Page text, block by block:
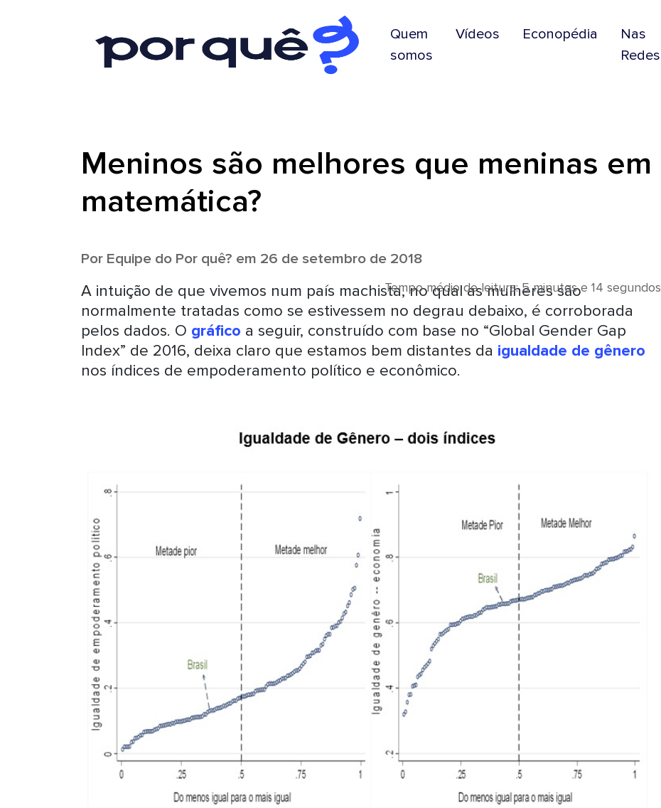
Quem
somos
Vídeos Econopédia
Nas
Redes
Meninos são melhores que meninas em
matemática?
Por Equipe do Por quê? em 26 de setembro de 2018
Tempo médio de leitura: 5 minutos e 14 segundos
A intuição de que vivemos num país machista, no qual as mulheres são
normalmente tratadas como se estivessem no degrau debaixo, é corroborada
pelos dados. O gráfico a seguir, construído com base no “Global Gender Gap
Index” de 2016, deixa claro que estamos bem distantes da igualdade de gênero
nos índices de empoderamento político e econômico.